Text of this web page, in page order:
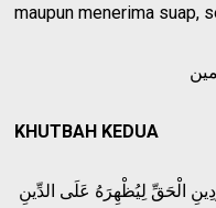
maupun menerima suap,
KHUTBAH KEDUA
الْحَقِّ لِيُظْهِرَهُ عَلَى الدِّينِ